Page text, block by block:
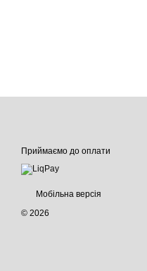
Приймаємо до оплати
Мобільна версія
© 2026